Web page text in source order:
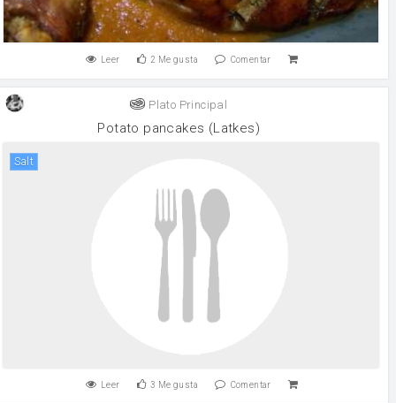
Leer 2 Me gusta Comentar
Plato Principal
Potato pancakes (Latkes)
salt
Leer 3 Me gusta Comentar